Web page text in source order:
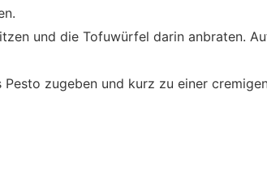
und die Tofuwürfel darin anbraten.
zugeben und kurz zu einer